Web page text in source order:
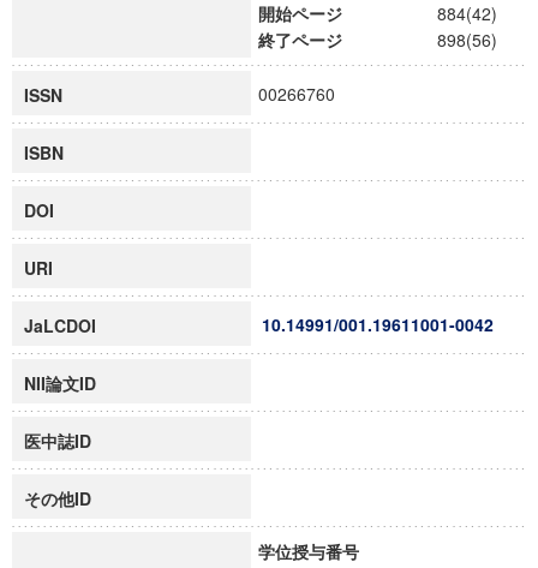
開始ページ
884(42)
終了ページ
898(56)
ISSN 00266760
ISBN
DOI
URI
JaLCDOI 10.14991/001.19611001-0042
NII論文ID
医中誌ID
その他ID
学位授与番号